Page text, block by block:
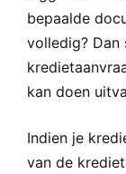
bepaalde
volledig?
kan doen
Indien je
van de